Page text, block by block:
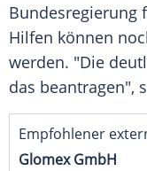
Bundesregierung
Hilfen können
werden. "Die
das beantragen",
Empfohlener
Glomex GmbH